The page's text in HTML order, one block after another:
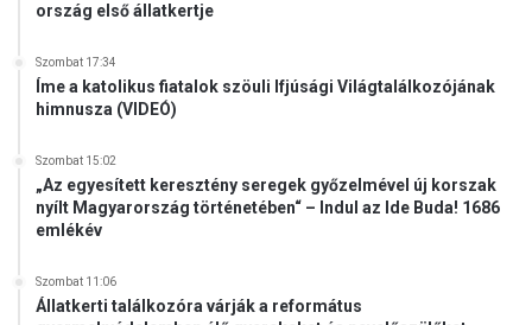
ország első állatkertje
Szombat 17:34
Íme a katolikus fiatalok szöuli Ifjúsági Világtalálkozójának
himnusza (VIDEÓ)
Szombat 15:02
„Az egyesített keresztény seregek győzelmével új korszak
nyílt Magyarország történetében“ – Indul az Ide Buda! 1686
emlékév
Szombat 11:06
Állatkerti találkozóra várják a református